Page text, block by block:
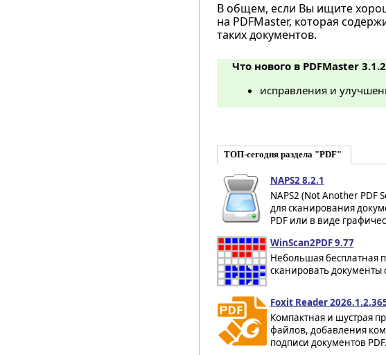
В общем, если Вы ищите
на PDFMaster, которая
таких документов.
Что нового в PDFMaster
исправления и
ТОП-сегодня раздела "PDF"
NAPS2 8.2.1
NAPS2 (Not Another PDF
для сканирования
PDF или в виде
WinScan2PDF 9.77
Небольшая бесплатная
сканировать
Foxit Reader
Компактная и шустрая
файлов, добавления
подписи документов